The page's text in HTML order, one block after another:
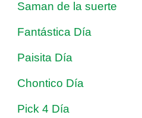
Saman de la suerte
Fantástica Día
Paisita Día
Chontico Día
Pick 4 Día